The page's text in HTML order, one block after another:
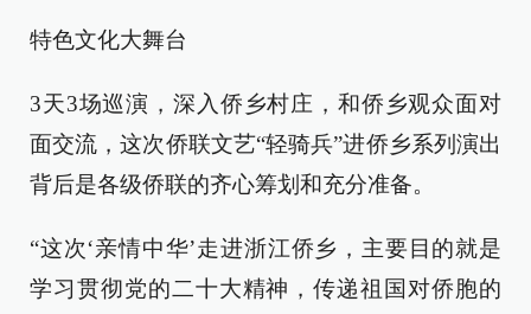
特色文化大舞台
3天3场巡演，深入侨乡村庄，和侨乡观众面对
面交流，这次侨联文艺“轻骑兵”进侨乡系列演出
背后是各级侨联的齐心筹划和充分准备。
“这次‘亲情中华’走进浙江侨乡，主要目的就是
学习贯彻党的二十大精神，传递祖国对侨胞的